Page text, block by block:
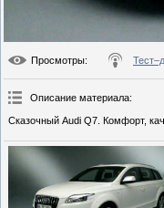
Просмотры:
Описание материала:
Сказочный Audi Q7. Комфорт,